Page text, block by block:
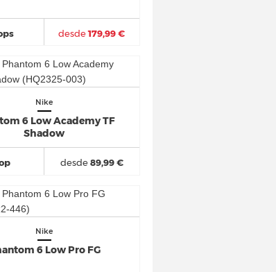
desde179,99 €
Nike
6 Low Academy TF
Shadow
desde89,99 €
Nike
6 Low Pro FG